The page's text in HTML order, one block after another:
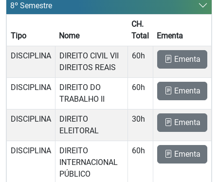
8º Semestre
Tipo Nome
CH.
Total
Ementa
DISCIPLINA
DIREITO CIVIL VII 
DIREITOS REAIS
60h Ementa
DISCIPLINA
DIREITO DO
TRABALHO II
60h Ementa
DISCIPLINA
DIREITO
ELEITORAL
30h Ementa
DISCIPLINA
DIREITO
INTERNACIONAL
PÚBLICO
60h Ementa